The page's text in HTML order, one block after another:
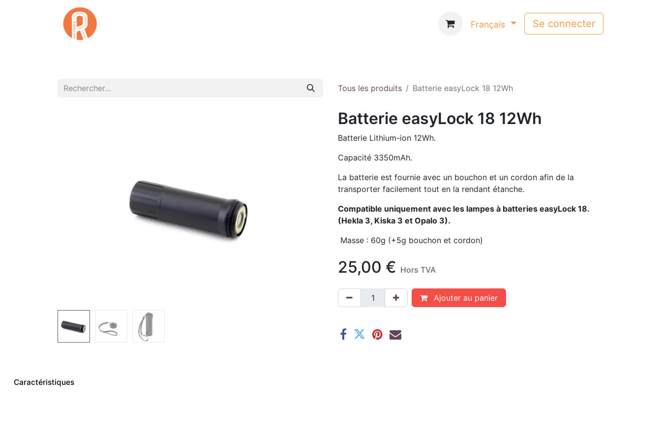
Français Se connecter
Tous les produits Batterie easyLock 18 12Wh
Batterie easyLock 18 12Wh
Batterie Lithium-ion 12Wh.
Capacité 3350mAh.
La batterie est fournie avec un bouchon et un cordon afin de la
transporter facilement tout en la rendant étanche.
Compatible uniquement avec les lampes à batteries easyLock 18.
(Hekla 3, Kiska 3 et Opalo 3).
Masse : 60g (+5g bouchon et cordon)
25,00 € Hors TVA
Ajouter au panier
Caractéristiques